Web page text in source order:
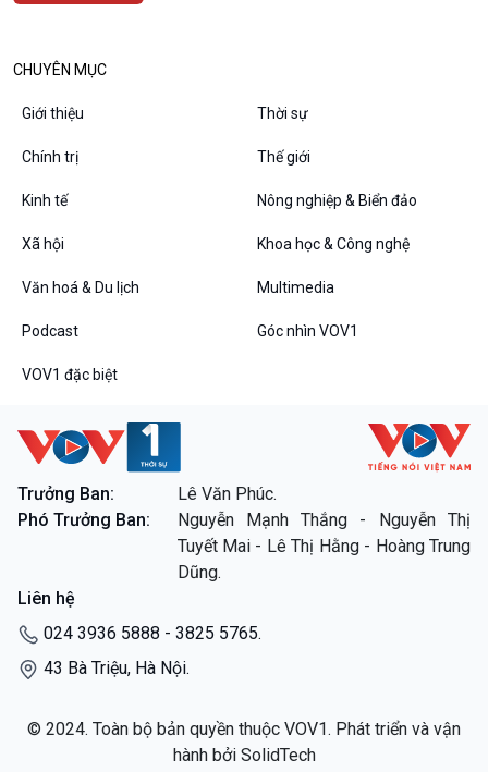
Chuyện đêm
VOV1 đặc biệt
Chân dung cuộc sống
Các chương trình đặc biệt
CHUYÊN MỤC
Giới thiệu Thời sự
Chính trị Thế giới
Kinh tế Nông nghiệp & Biển đảo
Xã hội Khoa học & Công nghệ
Văn hoá & Du lịch Multimedia
Podcast Góc nhìn VOV1
VOV1 đặc biệt
Trưởng Ban:
Lê Văn Phúc.
Phó Trưởng Ban:
Nguyễn Mạnh Thắng - Nguyễn Thị
Tuyết Mai - Lê Thị Hằng - Hoàng Trung
Dũng.
Liên hệ
024 3936 5888 - 3825 5765.
43 Bà Triệu, Hà Nội.
© 2024. Toàn bộ bản quyền thuộc VOV1. Phát triển và vận
hành bởi SolidTech